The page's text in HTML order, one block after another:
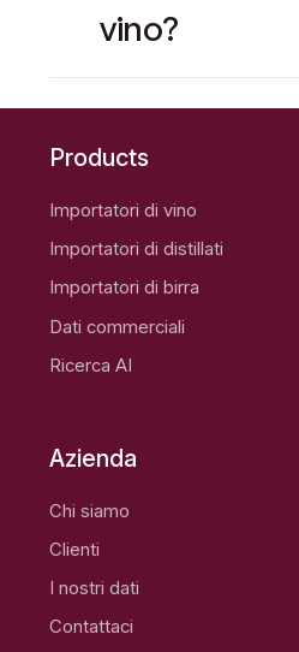
vino?
Products
Importatori di vino
Importatori di distillati
Importatori di birra
Dati commerciali
Ricerca AI
Azienda
Chi siamo
Clienti
I nostri dati
Contattaci